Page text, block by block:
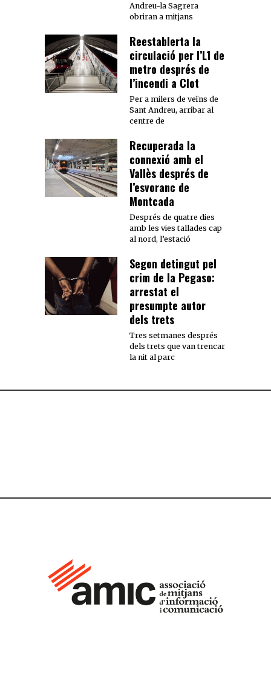
Andreu-la Sagrera
obriran a mitjans
Reestablerta la
circulació per l’L1 de
metro després de
l’incendi a Clot
Per a milers de veïns de
Sant Andreu, arribar al
centre de
Recuperada la
connexió amb el
Vallès després de
l’esvoranc de
Montcada
Després de quatre dies
amb les vies tallades cap
al nord, l’estació
Segon detingut pel
crim de la Pegaso:
arrestat el
presumpte autor
dels trets
Tres setmanes després
dels trets que van trencar
la nit al parc